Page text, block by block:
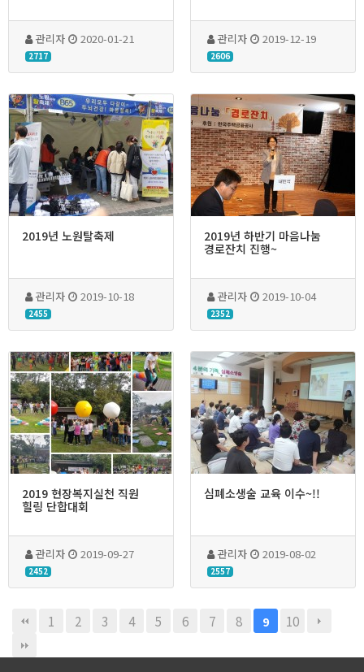
관리자 2020-01-21
2717
관리자 2019-12-19
2606
2019년 노원탈축제
관리자 2019-10-18
2455
2019년 하반기 마음나눔
경로잔치 진행~
관리자 2019-10-04
2352
2019 현장복지실천 직원
힐링 단합대회
관리자 2019-09-27
2452
심폐소생술 교육 이수~!!
관리자 2019-08-02
2557
1 2 3 4 5 6 7 8 9 10